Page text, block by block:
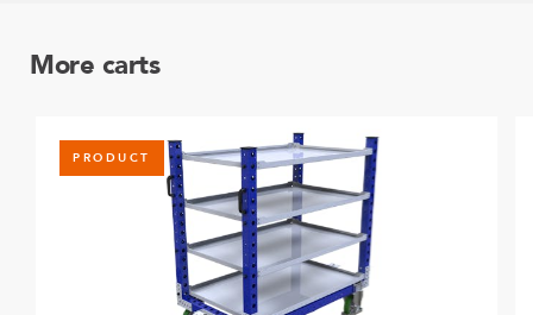
More carts
PRODUCT